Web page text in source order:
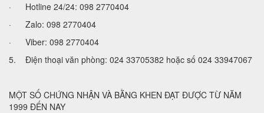
· Hotline 24/24: 098 2770404
· Zalo: 098 2770404
· Viber: 098 2770404
5. Điện thoại văn phòng: 024 33705382 hoặc số 024 33947067
MỘT SỐ CHỨNG NHẬN VÀ BẰNG KHEN ĐẠT ĐƯỢC TỪ NĂM
1999 ĐẾN NAY